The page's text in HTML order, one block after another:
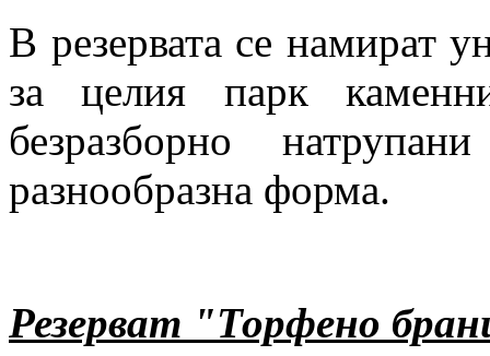
В резервата се намират
за целия парк
безразборно
разнообразна форма.
Резерват "Торфено